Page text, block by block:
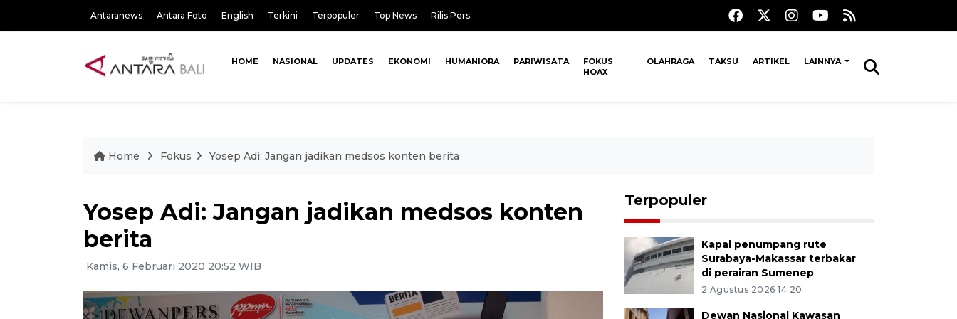
Antaranews Antara Foto English Terkini Terpopuler Top News Rilis Pers
HOME NASIONAL UPDATES EKONOMI HUMANIORA PARIWISATA
FOKUS
HOAX
OLAHRAGA TAKSU ARTIKEL LAINNYA
Home Fokus Yosep Adi: Jangan jadikan medsos konten berita
Yosep Adi: Jangan jadikan medsos konten
berita
Kamis, 6 Februari 2020 20:52 WIB
Terpopuler
Kapal penumpang rute
Surabaya-Makassar terbakar
di perairan Sumenep
2 Agustus 2026 14:20
Dewan Nasional Kawasan